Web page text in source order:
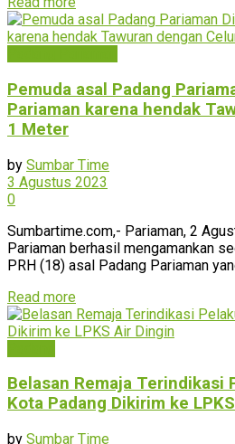
Pemuda asal Padang
Pariaman karena hendak
1 Meter
by Sumbar Time
3 Agustus 2023
0
Sumbartime.com,- Pariaman, 2
Pariaman berhasil mengamankan
PRH (18) asal Padang Pariaman
Read more
Belasan Remaja Terindikasi
Kota Padang Dikirim ke
by Sumbar Time